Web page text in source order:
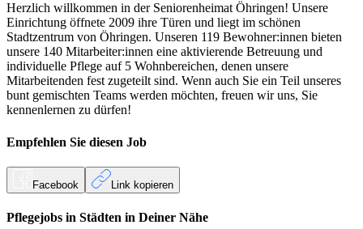
Herzlich willkommen in der Seniorenheimat Öhringen! Unsere
Einrichtung öffnete 2009 ihre Türen und liegt im schönen
Stadtzentrum von Öhringen. Unseren 119 Bewohner:innen bieten
unsere 140 Mitarbeiter:innen eine aktivierende Betreuung und
individuelle Pflege auf 5 Wohnbereichen, denen unsere
Mitarbeitenden fest zugeteilt sind. Wenn auch Sie ein Teil unseres
bunt gemischten Teams werden möchten, freuen wir uns, Sie
kennenlernen zu dürfen!
Empfehlen Sie diesen Job
Facebook Link kopieren
Pflegejobs in Städten in Deiner Nähe